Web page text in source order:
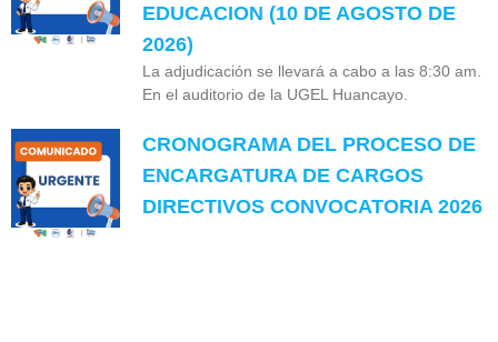
EDUCACION (10 DE AGOSTO DE
2026)
La adjudicación se llevará a cabo a las 8:30 am.
En el auditorio de la UGEL Huancayo.
CRONOGRAMA DEL PROCESO DE
ENCARGATURA DE CARGOS
DIRECTIVOS CONVOCATORIA 2026